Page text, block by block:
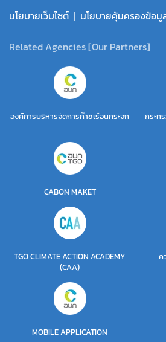
นโยบายเว็บไซต์ | นโยบายคุ้มครองข้อ
Related Agencies [Our Partners]
องค์การบริหารจัดการก๊าซเรือนกระจก
กระท
CABON MAKET
TGO CLIMATE ACTION ACADEMY
(CAA)
ค
MOBILE APPLICATION